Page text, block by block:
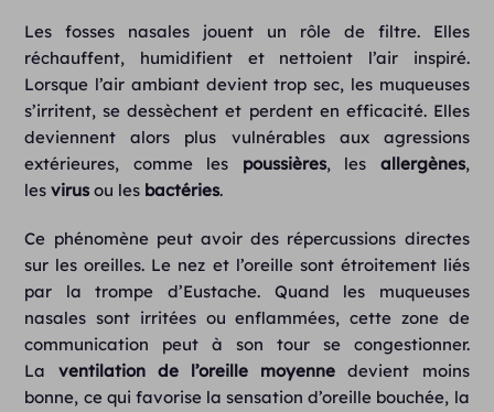
Les fosses nasales jouent un rôle de filtre. Elles
réchauffent, humidifient et nettoient l’air inspiré.
Lorsque l’air ambiant devient trop sec, les muqueuses
s’irritent, se dessèchent et perdent en efficacité. Elles
deviennent alors plus vulnérables aux agressions
extérieures, comme les poussières, les allergènes,
lesvirus ou les bactéries.
Ce phénomène peut avoir des répercussions directes
sur les oreilles. Le nez et l’oreille sont étroitement liés
par la trompe d’Eustache. Quand les muqueuses
nasales sont irritées ou enflammées, cette zone de
communication peut à son tour se congestionner.
La ventilation de l’oreille moyenne devient moins
bonne, ce qui favorise la sensation d’oreille bouchée, la